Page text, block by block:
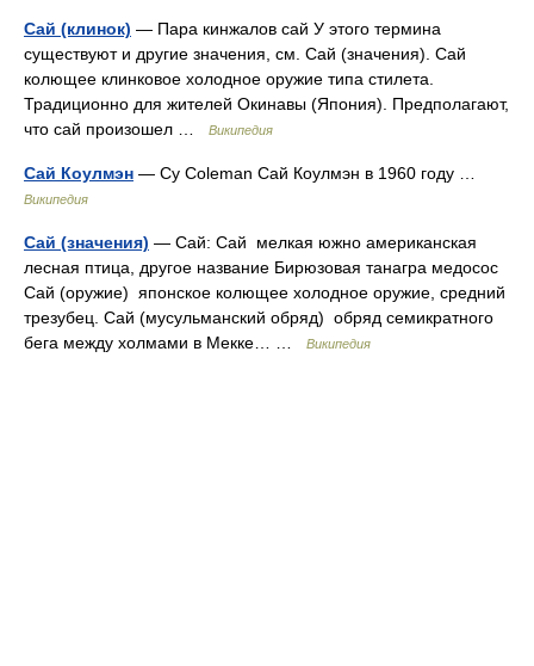
Сай (клинок) — Пара кинжалов сай У этого термина
существуют и другие значения, см. Сай (значения). Сай
колющее клинковое холодное оружие типа стилета.
Традиционно для жителей Окинавы (Япония). Предполагают,
что сай произошел …
Википедия
Сай Коулмэн — Cy Coleman Сай Коулмэн в 1960 году …
Википедия
Сай (значения) — Сай: Сай мелкая южно американская
лесная птица, другое название Бирюзовая танагра медосос
Сай (оружие) японское колющее холодное оружие, средний
трезубец. Сай (мусульманский обряд) обряд семикратного
бега между холмами в Мекке… …
Википедия